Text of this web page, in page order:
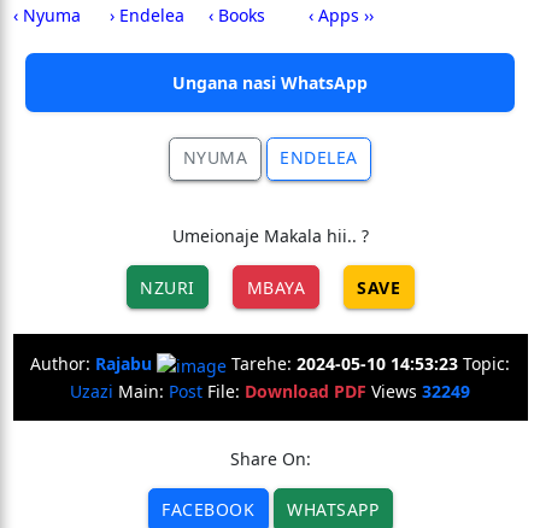
‹ Nyuma › Endelea ‹ Books ‹ Apps ››
Ungana nasi WhatsApp
NYUMA ENDELEA
Umeionaje Makala hii.. ?
NZURI MBAYA SAVE
Author: Rajabu Tarehe: 2024-05-10 14:53:23 Topic:
Uzazi Main: Post File: Download PDF Views 32249
Share On:
FACEBOOK WHATSAPP